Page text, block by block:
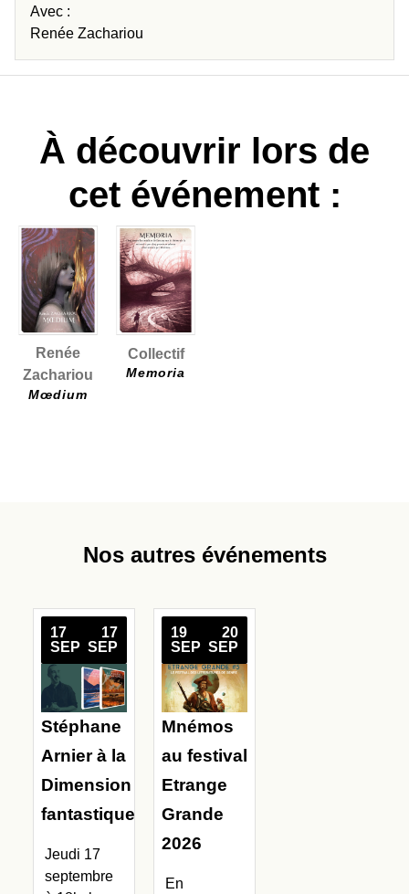
Avec :
Renée Zachariou
À découvrir lors de
cet événement :
Renée
Zachariou
Mœdium
Collectif
Memoria
Nos autres événements
17
SEP
17
SEP
Stéphane
Arnier à la
Dimension
fantastique
Jeudi 17
septembre
19
SEP
20
SEP
Mnémos
au festival
Etrange
Grande
2026
En